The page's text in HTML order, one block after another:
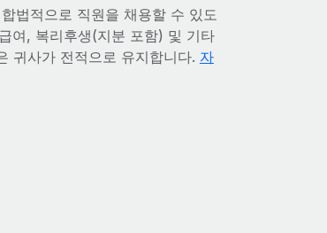
법적으로 직원을 채용할 수 있도
여, 복리후생(지분 포함) 및 기타
귀사가 전적으로 유지합니다. 자